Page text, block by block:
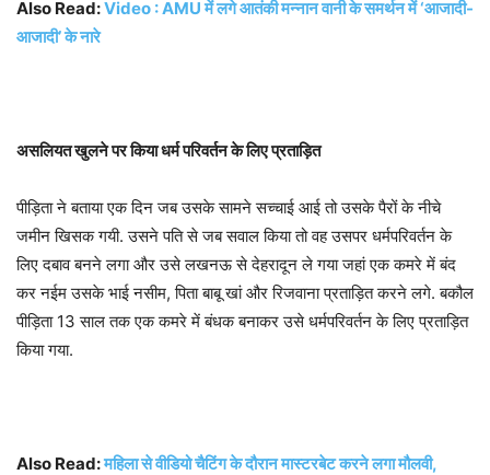
Also Read:Video : AMU में लगे आतंकी मन्नान वानी के समर्थन में ‘आजादी-
आजादी’ के नारे
असलियत खुलने पर किया धर्म परिवर्तन के लिए प्रताड़ित
पीड़िता ने बताया एक दिन जब उसके सामने सच्चाई आई तो उसके पैरों के नीचे
जमीन खिसक गयी. उसने पति से जब सवाल किया तो वह उसपर धर्मपरिवर्तन के
लिए दबाव बनने लगा और उसे लखनऊ से देहरादून ले गया जहां एक कमरे में बंद
कर नईम उसके भाई नसीम, पिता बाबू खां और रिजवाना प्रताड़ित करने लगे. बकौल
पीड़िता 13 साल तक एक कमरे में बंधक बनाकर उसे धर्मपरिवर्तन के लिए प्रताड़ित
किया गया.
Also Read:महिला से वीडियो चैटिंग के दौरान मास्टरबेट करने लगा मौलवी,